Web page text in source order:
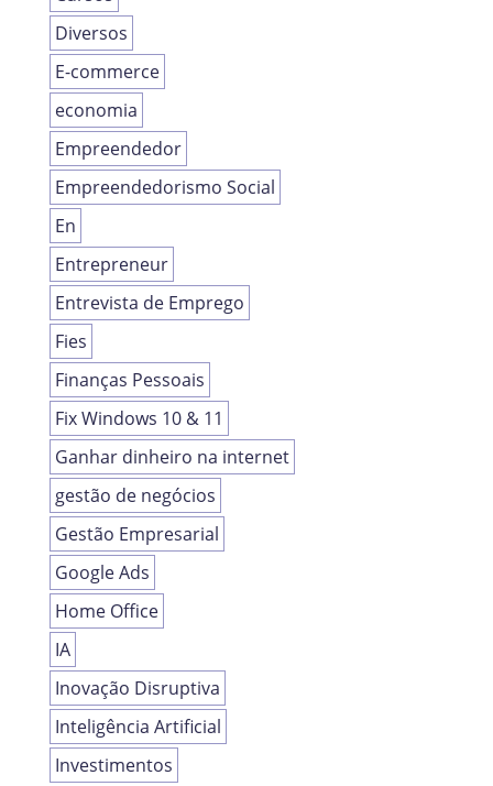
Diversos
E-commerce
economia
Empreendedor
Empreendedorismo Social
En
Entrepreneur
Entrevista de Emprego
Fies
Finanças Pessoais
Fix Windows 10 & 11
Ganhar dinheiro na internet
gestão de negócios
Gestão Empresarial
Google Ads
Home Office
IA
Inovação Disruptiva
Inteligência Artificial
Investimentos